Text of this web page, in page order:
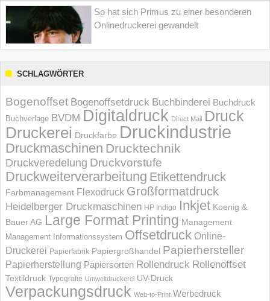
So hat sich Primus zu einer besonderen
Onlinedruckerei gewandelt
SCHLAGWÖRTER
Bogenoffset Bogenoffsetdruck Buchbinderei Buchdruck
Buchverlage BVDM Digitaldruck Direct Mail Druck
Druckerei Druckfarbe Druckindustrie
Druckmaschinen Drucktechnik
Druckveredelung Druckvorstufe
Druckweiterverarbeitung Etikettendruck
Farbmanagement Flexodruck Großformatdruck
Heidelberger Druckmaschinen HP Indigo Inkjet Koenig &
Bauer AG Large Format Printing Management
Management Informations­system Offsetdruck Online-
Druckerei Papierfabrik Papiergroßhandel Papierhersteller
Papierherstellung Papiersorten Rollendruck Rollenoffset
Textildruck Typografie Umweltdruckerei UV-Druck
Verpackungsdruck Web-to-Print Werbedruck